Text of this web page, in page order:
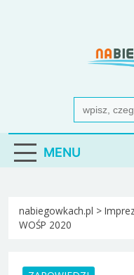
portal
Search
for:
MENU
nabiegowkach.pl >
WOŚP 2020